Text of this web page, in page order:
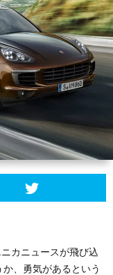
せ
カニュースが飛び込
、勇気があるという